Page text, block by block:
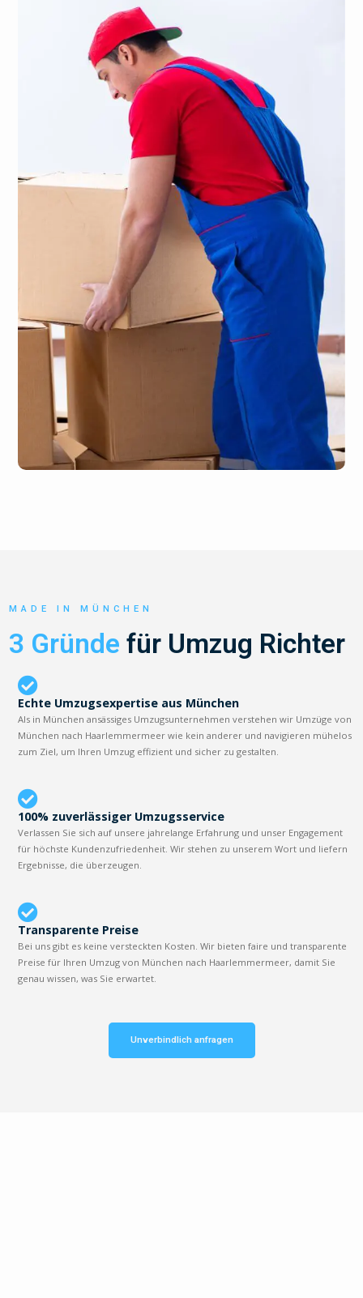
MADE IN MÜNCHEN
3 Gründe für Umzug Richter
Echte Umzugsexpertise aus München
Als in München ansässiges Umzugsunternehmen verstehen wir Umzüge von
München nach Haarlemmermeer wie kein anderer und navigieren mühelos
zum Ziel, um Ihren Umzug effizient und sicher zu gestalten.
100% zuverlässiger Umzugsservice
Verlassen Sie sich auf unsere jahrelange Erfahrung und unser Engagement
für höchste Kundenzufriedenheit. Wir stehen zu unserem Wort und liefern
Ergebnisse, die überzeugen.
Transparente Preise
Bei uns gibt es keine versteckten Kosten. Wir bieten faire und transparente
Preise für Ihren Umzug von München nach Haarlemmermeer, damit Sie
genau wissen, was Sie erwartet.
Unverbindlich anfragen